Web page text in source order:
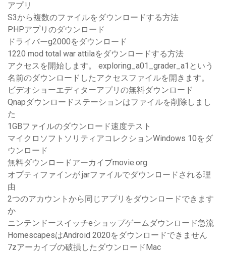
アプリ
S3から複数のファイルをダウンロードする方法
PHPアプリのダウンロード
ドライバーg2000をダウンロード
1220 mod total war attilaをダウンロードする方法
アクセスを開始します。 exploring_a01_grader_a1という
名前のダウンロードしたアクセスファイルを開きます。
ビデオショーエディターアプリの無料ダウンロード
Qnapダウンロードステーションはファイルを削除しまし
た
1GBファイルのダウンロード速度テスト
マイクロソフトソリティアコレクションWindows 10をダ
ウンロード
無料ダウンロードアーカイブmovie.org
オプティファインが.jarファイルでダウンロードされる理
由
2つのアカウントから同じアプリをダウンロードできます
か
ニンテンドースイッチeショップゲームダウンロード急流
HomescapesはAndroid 2020をダウンロードできません
7zアーカイブの破損したダウンロードMac